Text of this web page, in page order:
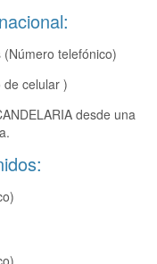
telefónico)
celular )
desde una